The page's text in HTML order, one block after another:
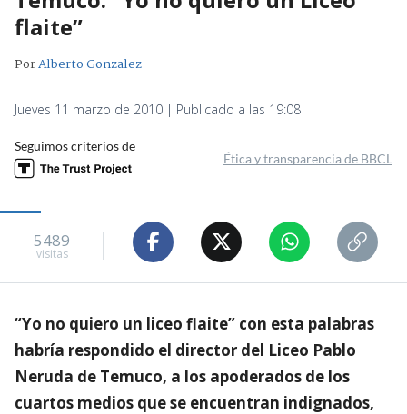
flaite”
PorAlberto Gonzalez
Jueves 11 marzo de 2010 | Publicado a las 19:08
Seguimos criterios de
Ética y transparencia de BBCL
5489
visitas
“Yo no quiero un liceo flaite” con esta palabras
habría respondido el director del Liceo Pablo
Neruda de Temuco, a los apoderados de los
cuartos medios que se encuentran indignados,